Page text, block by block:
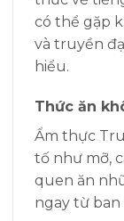
có thể gặp
và truyền
hiểu.
Thức ăn
Ẩm thực
tố như mỡ,
quen ăn
ngay từ ban